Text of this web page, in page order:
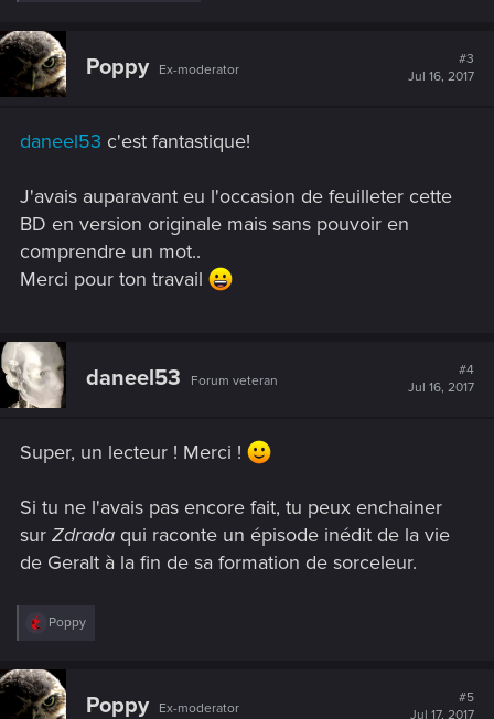
c
t
i
o
:
Poppy Ex-moderator
#3
Jul 16, 2017
daneel53 c'est fantastique!
J'avais auparavant eu l'occasion de feuilleter cette
BD en version originale mais sans pouvoir en
comprendre un mot..
Merci pour ton travail
daneel53 Forum veteran
#4
Jul 16, 2017
Super, un lecteur ! Merci !
Si tu ne l'avais pas encore fait, tu peux enchainer
sur Zdrada qui raconte un épisode inédit de la vie
de Geralt à la fin de sa formation de sorceleur.
R
c
t
i
Poppy
Poppy Ex-moderator
#5
Jul 17, 2017